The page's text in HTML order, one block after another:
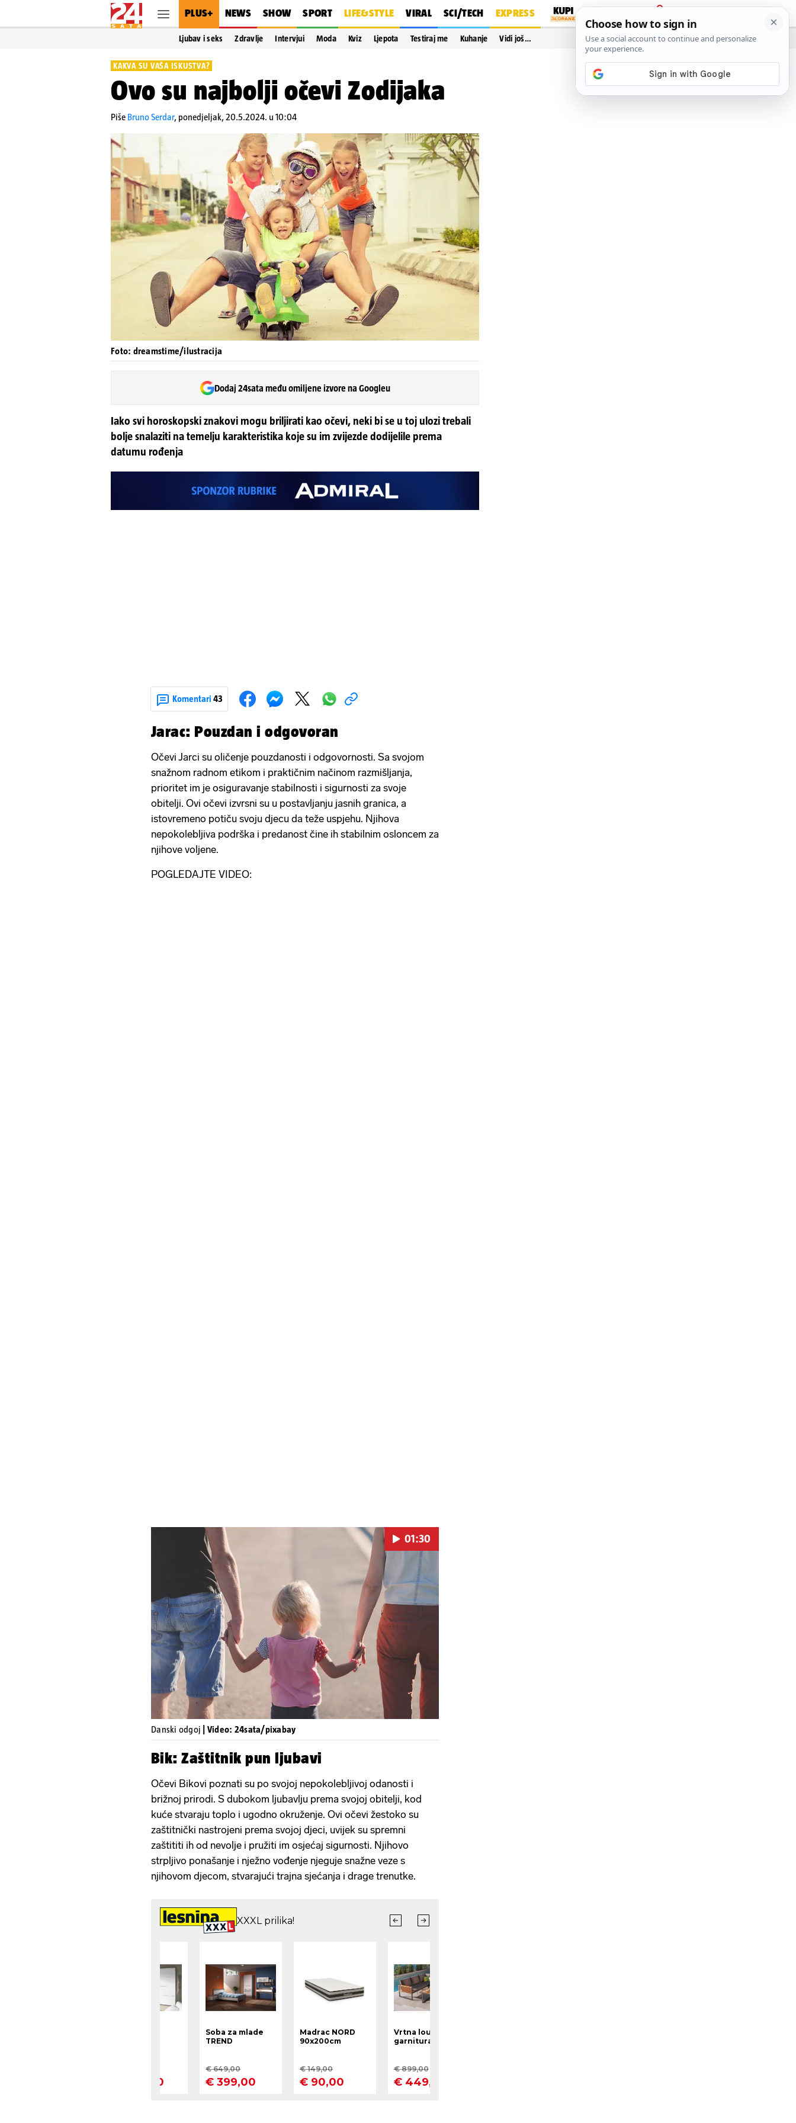
PLUS+ NEWS SHOW SPORT LIFE&STYLE VIRAL SCI/TECH EXPRESS
PRIJAVA
Ljubav i seks Zdravlje Intervjui Moda Kviz Ljepota Testiraj me Kuhanje Vidi još…
KAKVA SU VAŠA ISKUSTVA?
Ovo su najbolji očevi Zodijaka
Piše Bruno Serdar, ponedjeljak, 20.5.2024. u 10:04
Foto: dreamstime/ilustracija
Dodaj 24sata među omiljene izvore na Googleu
Iako svi horoskopski znakovi mogu briljirati kao očevi, neki bi se u toj ulozi trebali
bolje snalaziti na temelju karakteristika koje su im zvijezde dodijelile prema
datumu rođenja
Komentari 43
Jarac: Pouzdan i odgovoran
Očevi Jarci su oličenje pouzdanosti i odgovornosti. Sa svojom
snažnom radnom etikom i praktičnim načinom razmišljanja,
prioritet im je osiguravanje stabilnosti i sigurnosti za svoje
obitelji. Ovi očevi izvrsni su u postavljanju jasnih granica, a
istovremeno potiču svoju djecu da teže uspjehu. Njihova
nepokolebljiva podrška i predanost čine ih stabilnim osloncem za
njihove voljene.
POGLEDAJTE VIDEO:
Pokretanje videa...
01:30
Danski odgoj | Video: 24sata/pixabay
Bik: Zaštitnik pun ljubavi
Očevi Bikovi poznati su po svojoj nepokolebljivoj odanosti i
brižnoj prirodi. S dubokom ljubavlju prema svojoj obitelji, kod
kuće stvaraju toplo i ugodno okruženje. Ovi očevi žestoko su
zaštitnički nastrojeni prema svojoj djeci, uvijek su spremni
zaštititi ih od nevolje i pružiti im osjećaj sigurnosti. Njihovo
strpljivo ponašanje i nježno vođenje njeguje snažne veze s
njihovom djecom, stvarajući trajna sjećanja i drage trenutke.